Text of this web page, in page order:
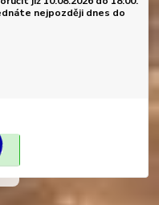
nejpozději dnes do